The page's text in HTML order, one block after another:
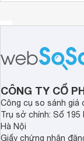
CÔNG TY CỔ
Công cụ so sánh giá
Trụ sở chính: Số 195
Hà Nội
Giấy chứng nhận